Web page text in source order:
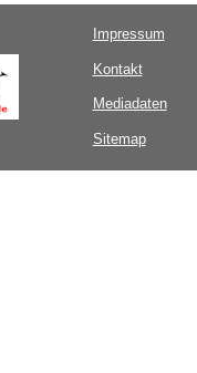
Impressum
Kontakt
Mediadaten
Sitemap